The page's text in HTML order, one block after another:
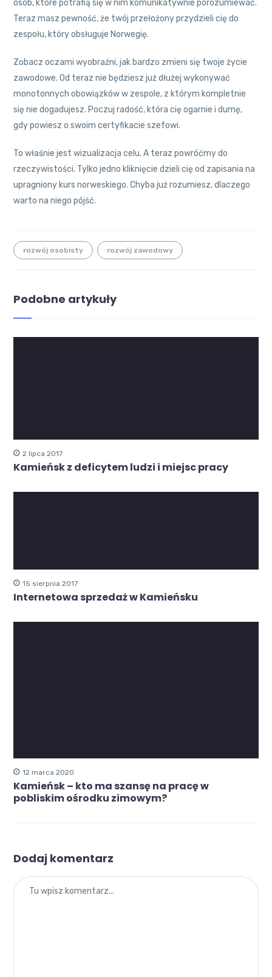
osób, które potrafią się w nim komunikatywnie porozumiewać.
Teraz masz pewność, że twój przełożony przydzieli cię do
zespołu, który obsługuje Norwegię.
Zobacz oczami wyobraźni, jak bardzo zmieni się twoje życie
zawodowe. Od teraz nie będziesz już dłużej wykonywać
monotonnych obowiązków w zespole, z którym kompletnie
się nie dogadujesz. Poczuj radość, która cię ogarnie i dumę,
gdy powiesz o swoim certyfikacie szefowi.
To właśnie jest wizualizacja celu. A teraz powróćmy do
rzeczywistości. Tylko jedno kliknięcie dzieli cię od zapisania na
upragniony kurs norweskiego. Chyba już rozumiesz, dlaczego
warto na niego pójść.
rozwój osobisty rozwój zawodowy
Podobne artykuły
2 lipca 2017
Kamieńsk z deficytem ludzi i miejsc pracy
15 sierpnia 2017
Internetowa sprzedaż w Kamieńsku
12 marca 2020
Kamieńsk – kto ma szansę na pracę w
pobliskim ośrodku zimowym?
Dodaj komentarz